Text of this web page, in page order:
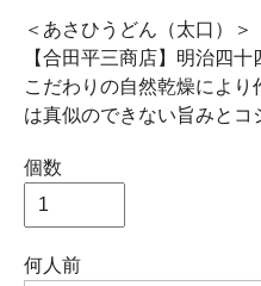
＜あさひうどん（太口）＞
【合田平三商店】明治四十
こだわりの自然乾燥によ
は真似のできない旨みとコ
個数
何人前